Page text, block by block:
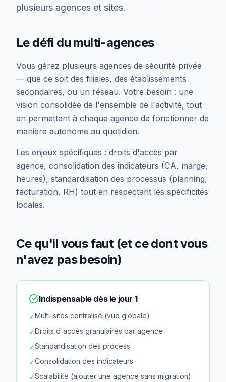
plusieurs agences et sites.
Le défi du multi-agences
Vous gérez plusieurs agences de sécurité privée
— que ce soit des filiales, des établissements
secondaires, ou un réseau. Votre besoin : une
vision consolidée de l'ensemble de l'activité, tout
en permettant à chaque agence de fonctionner de
manière autonome au quotidien.
Les enjeux spécifiques : droits d'accès par
agence, consolidation des indicateurs (CA, marge,
heures), standardisation des processus (planning,
facturation, RH) tout en respectant les spécificités
locales.
Ce qu'il vous faut (et ce dont vous
n'avez pas besoin)
Indispensable dès le jour 1
✓Multi-sites centralisé (vue globale)
✓Droits d'accès granulaires par agence
✓Standardisation des process
✓Consolidation des indicateurs
✓Scalabilité (ajouter une agence sans migration)